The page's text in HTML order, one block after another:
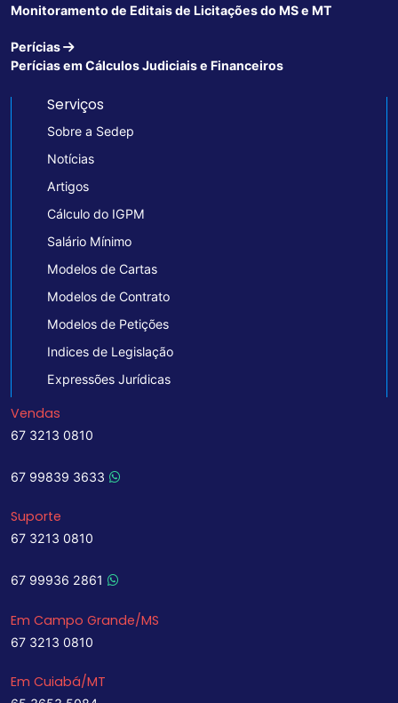
Monitoramento de Editais de Licitações do MS e MT
Perícias
Perícias em Cálculos Judiciais e Financeiros
Serviços
Sobre a Sedep
Notícias
Artigos
Cálculo do IGPM
Salário Mínimo
Modelos de Cartas
Modelos de Contrato
Modelos de Petições
Indices de Legislação
Expressões Jurídicas
Vendas
67 3213 0810
67 99839 3633
Suporte
67 3213 0810
67 99936 2861
Em Campo Grande/MS
67 3213 0810
Em Cuiabá/MT